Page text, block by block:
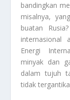
bandingkan
misalnya,
buatan
internasional
Energi
minyak dan
dalam tujuh
tidak